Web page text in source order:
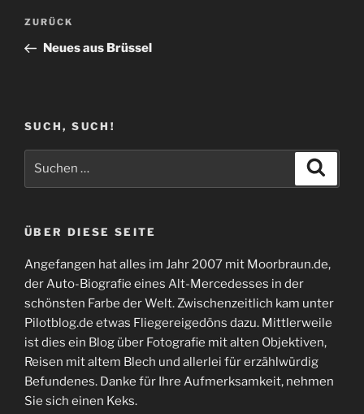
Beitragsnavigation
Vorheriger
Beitrag
ZURÜCK
Neues aus Brüssel
SUCH, SUCH!
ÜBER DIESE SEITE
Angefangen hat alles im Jahr 2007 mit Moorbraun.de,
der Auto-Biografie eines Alt-Mercedesses in der
schönsten Farbe der Welt. Zwischenzeitlich kam unter
Pilotblog.de etwas Fliegereigedöns dazu. Mittlerweile
ist dies ein Blog über Fotografie mit alten Objektiven,
Reisen mit altem Blech und allerlei für erzählwürdig
Befundenes. Danke für Ihre Aufmerksamkeit, nehmen
Sie sich einen Keks.